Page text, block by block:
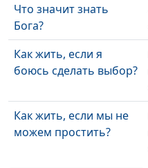
Что значит знать
Бога?
Как жить, если я
боюсь сделать выбор?
Как жить, если мы не
можем простить?